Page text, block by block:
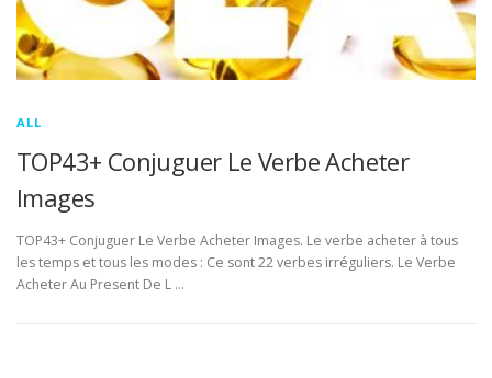
ALL
TOP43+ Conjuguer Le Verbe Acheter
Images
TOP43+ Conjuguer Le Verbe Acheter Images. Le verbe acheter à tous
les temps et tous les modes : Ce sont 22 verbes irréguliers. Le Verbe
Acheter Au Present De L …